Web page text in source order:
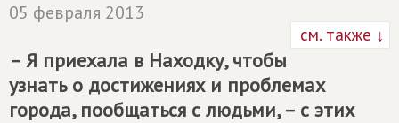
05 февраля 2013
см. также ↓
– Я приехала в Находку, чтобы
узнать о достижениях и проблемах
города, пообщаться с людьми, – с этих